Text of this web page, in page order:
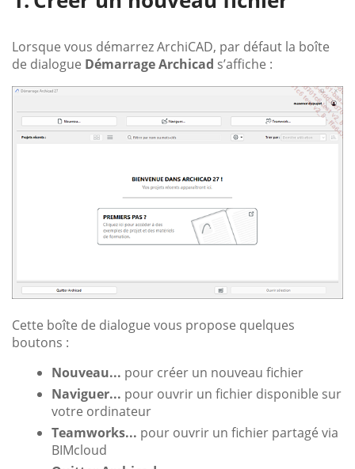
Lorsque vous démarrez ArchiCAD, par défaut la boîte
de dialogue Démarrage Archicad s’affiche :
Cette boîte de dialogue vous propose quelques
boutons :
Nouveau... pour créer un nouveau fichier
Naviguer... pour ouvrir un fichier disponible sur
votre ordinateur
Teamworks... pour ouvrir un fichier partagé via
BIMcloud